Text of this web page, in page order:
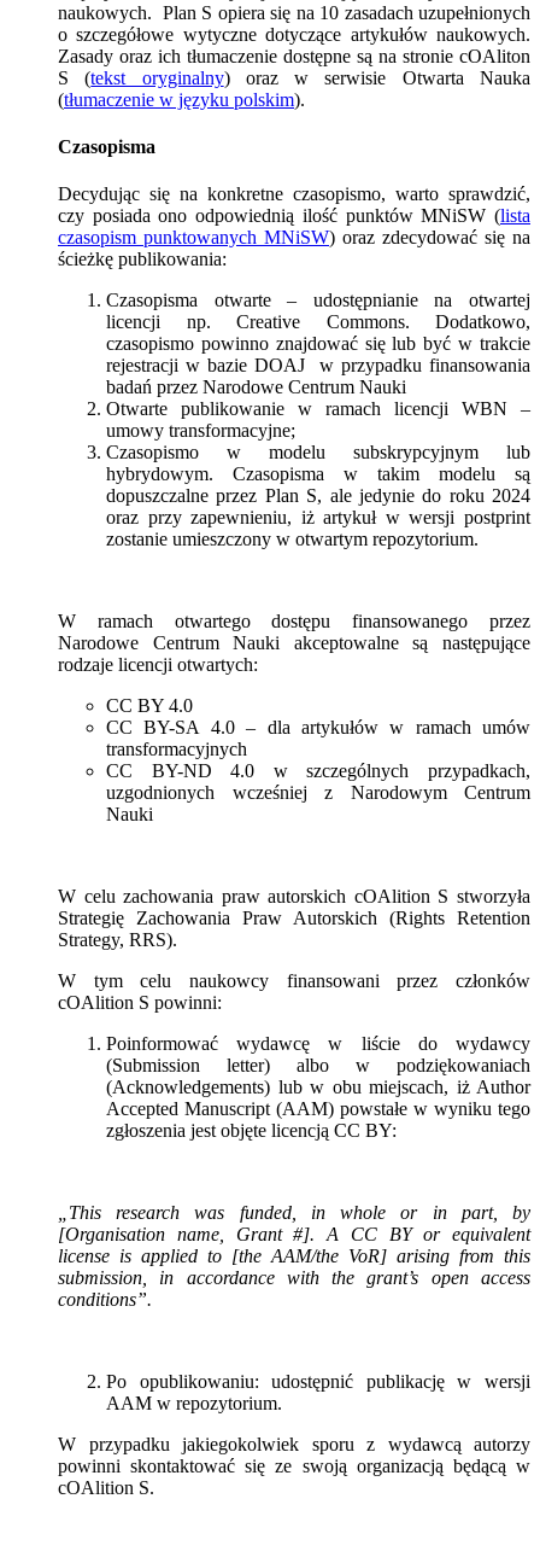
naukowych. Plan S opiera się na 10 zasadach uzupełnionych
o szczegółowe wytyczne dotyczące artykułów naukowych.
Zasady oraz ich tłumaczenie dostępne są na stronie cOAliton
S (tekst oryginalny) oraz w serwisie Otwarta Nauka
(tłumaczenie w języku polskim).
Czasopisma
Decydując się na konkretne czasopismo, warto sprawdzić,
czy posiada ono odpowiednią ilość punktów MNiSW (lista
czasopism punktowanych MNiSW) oraz zdecydować się na
ścieżkę publikowania:
Czasopisma otwarte – udostępnianie na otwartej
licencji np. Creative Commons. Dodatkowo,
czasopismo powinno znajdować się lub być w trakcie
rejestracji w bazie DOAJ
w przypadku finansowania
badań przez Narodowe Centrum Nauki
Otwarte publikowanie w ramach licencji WBN –
umowy transformacyjne;
Czasopismo w modelu subskrypcyjnym lub
hybrydowym. Czasopisma w takim modelu są
dopuszczalne przez Plan S, ale jedynie do roku 2024
oraz przy zapewnieniu, iż artykuł w wersji postprint
zostanie umieszczony w otwartym repozytorium.
W ramach otwartego dostępu finansowanego przez
Narodowe Centrum Nauki akceptowalne są następujące
rodzaje licencji otwartych:
CC BY 4.0
CC BY-SA 4.0 – dla artykułów w ramach umów
transformacyjnych
CC BY-ND 4.0 w szczególnych przypadkach,
uzgodnionych wcześniej z Narodowym Centrum
Nauki
W celu zachowania praw autorskich cOAlition S stworzyła
Strategię Zachowania Praw Autorskich (Rights Retention
Strategy, RRS).
W tym celu naukowcy finansowani przez członków
cOAlition S powinni:
Poinformować wydawcę w liście do wydawcy
(Submission letter) albo w podziękowaniach
(Acknowledgements) lub w obu miejscach, iż Author
Accepted Manuscript (AAM) powstałe w wyniku tego
zgłoszenia jest objęte licencją CC BY:
„This research was funded, in whole or in part, by
[Organisation name, Grant #]. A CC BY or equivalent
license is applied to [the AAM/the VoR] arising from this
submission, in accordance with the grant’s open access
conditions”.
Po opublikowaniu: udostępnić publikację w wersji
AAM w repozytorium.
W przypadku jakiegokolwiek sporu z wydawcą autorzy
powinni skontaktować się ze swoją organizacją będącą w
cOAlition S.